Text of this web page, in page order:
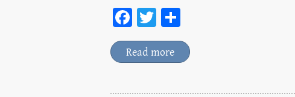
Fa
ce
bo
T
wi
tt
o
m
Read more